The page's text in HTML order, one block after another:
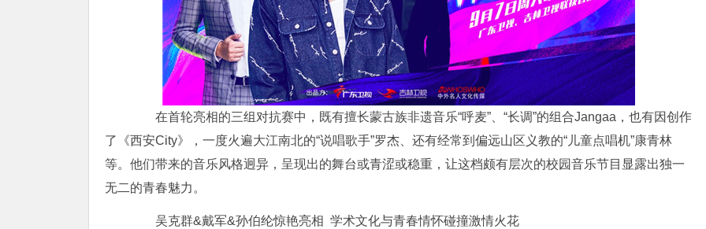
在首轮亮相的三组对抗赛中，既有擅长蒙古族非遗音乐“呼麦”、“长调”的组合Jangaa，也有因创作
了《西安City》，一度火遍大江南北的“说唱歌手”罗杰、还有经常到偏远山区义教的“儿童点唱机”康青林
等。他们带来的音乐风格迥异，呈现出的舞台或青涩或稳重，让这档颇有层次的校园音乐节目显露出独一
无二的青春魅力。
吴克群&戴军&孙伯纶惊艳亮相 学术文化与青春情怀碰撞激情火花